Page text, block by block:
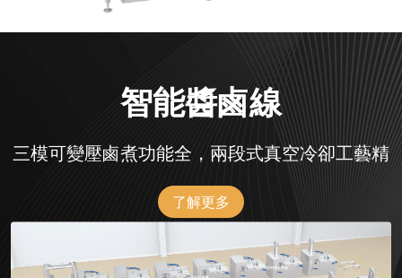
智能醬鹵線
三模可變壓鹵煮功能全，兩段式真空冷卻工藝精
了解更多